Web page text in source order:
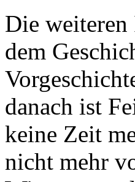
Die weiteren
dem
danach ist
keine Zeit
nicht mehr